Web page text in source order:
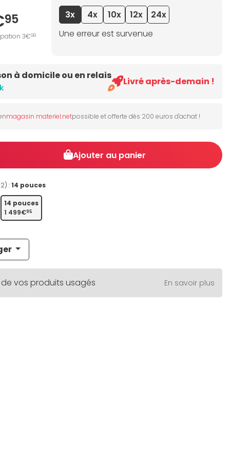
95
3€98
3x 4x 10x 12x
24x
Une erreur est survenue
à domicile ou en relais
Livré après-demain !
magasin materiel.netpossible et offerte dès 200 euros d'achat !
Ajouter au panier
:14 pouces
14 pouces
1 499€95
de vos produits usagés En savoir plus